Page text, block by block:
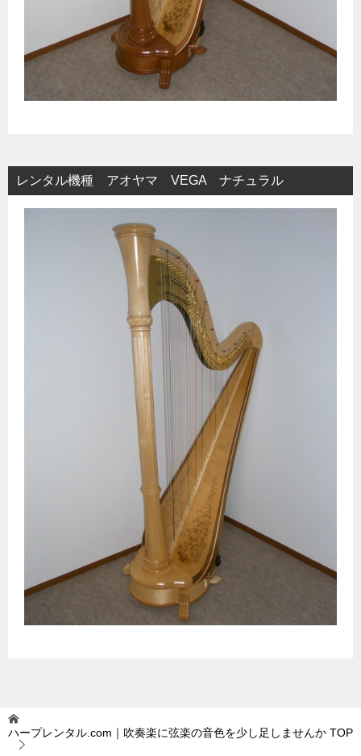
レンタル機種 アオヤマ VEGA ナチュラル
ハープレンタル.com｜吹奏楽に弦楽の音色を少し足しませんか TOP